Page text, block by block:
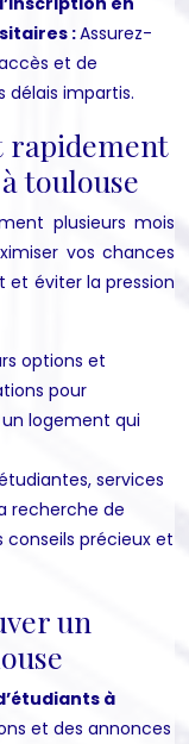
:Assurez-
et de
impartis.
rapidement
toulouse
plusieurs mois
vos chances
éviter la pression
options et
pour
logement qui
services
recherche de
précieux et
un
à
et des annonces